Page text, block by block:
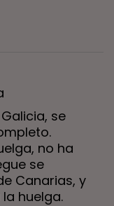
se
no ha
se
Canarias, y
huelga.